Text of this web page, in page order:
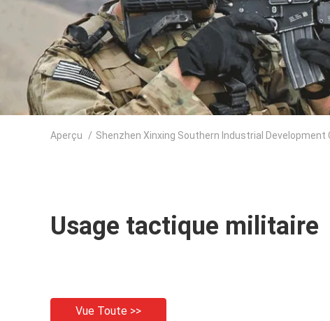
Aperçu / Shenzhen Xinxing Southern Industrial Development
Usage tactique militaire
Vue Toute >>